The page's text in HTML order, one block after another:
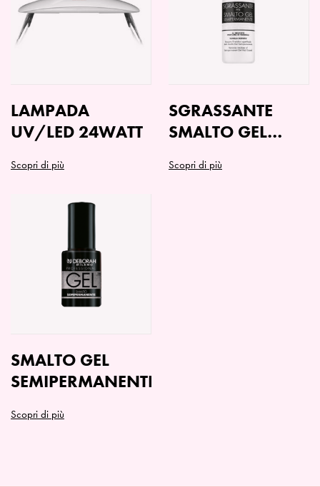
LAMPADA
UV/LED 24WATT
Scopri di più
SGRASSANTE
SMALTO GEL
Scopri di più
SMALTO GEL
SEMIPERMANENTE
Scopri di più